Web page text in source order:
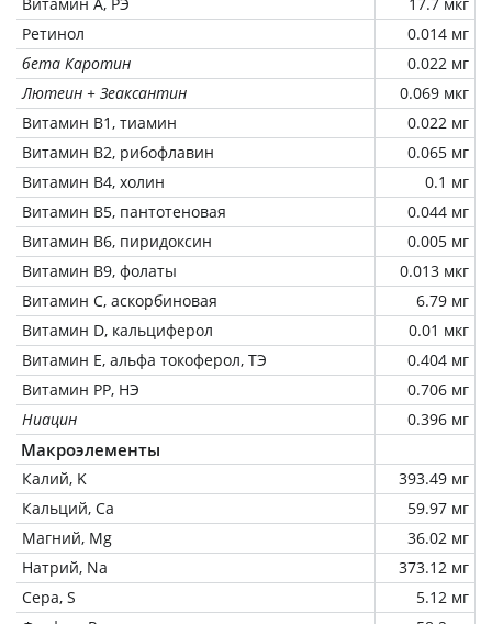
Ретинол
0.014 мг
бета Каротин
0.022 мг
Лютеин + Зеаксантин
0.069 мкг
Витамин В1, тиамин
0.022 мг
Витамин В2, рибофлавин
0.065 мг
Витамин В4, холин
0.1 мг
Витамин В5, пантотеновая
0.044 мг
Витамин В6, пиридоксин
0.005 мг
Витамин В9, фолаты
0.013 мкг
Витамин C, аскорбиновая
6.79 мг
Витамин D, кальциферол
0.01 мкг
Витамин Е, альфа токоферол, ТЭ
0.404 мг
Витамин РР, НЭ
0.706 мг
Ниацин
0.396 мг
Макроэлементы
Калий, K
393.49 мг
Кальций, Ca
59.97 мг
Магний, Mg
36.02 мг
Натрий, Na
373.12 мг
Сера, S
5.12 мг